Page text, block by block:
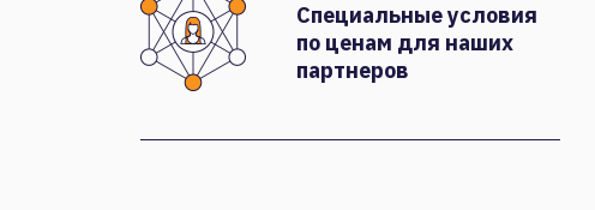
Специальные условия
по ценам для наших
партнеров